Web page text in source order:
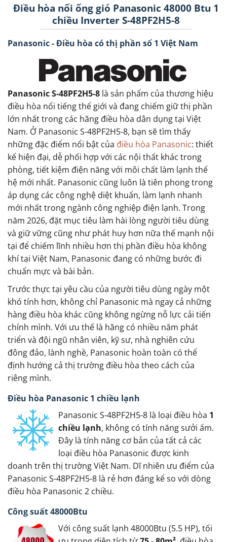
Điều hòa nối ống gió Panasonic 48000 Btu 1
chiều Inverter S-48PF2H5-8
Panasonic - Điều hòa có thị phần số 1 Việt Nam
Panasonic S-48PF2H5-8 là sản phẩm của thương hiệu
điều hòa nổi tiếng thế giới và đang chiếm giữ thị phần
lớn nhất trong các hãng điều hòa dân dụng tại Việt
Nam. Ở Panasonic S-48PF2H5-8, bạn sẽ tìm thấy
những đặc điểm nổi bật của điều hòa Panasonic: thiết
kế hiện đại, dễ phối hợp với các nội thất khác trong
phòng, tiết kiệm điện năng với môi chất làm lạnh thế
hệ mới nhất. Panasonic cũng luôn là tiên phong trong
áp dụng các công nghệ diệt khuẩn, làm lạnh nhanh
mới nhất trong ngành công nghiệp điện lạnh. Trong
năm 2026, đặt mục tiêu làm hài lòng người tiêu dùng
và giữ vững cũng như phát huy hơn nữa thế mạnh nội
tại để chiếm lĩnh nhiều hơn thị phần điều hòa không
khí tại Việt Nam, Panasonic đang có những bước đi
chuẩn mực và bài bản.
Trước thực tại yêu cầu của người tiêu dùng ngày một
khó tính hơn, không chỉ Panasonic mà ngay cả những
hàng điều hòa khác cũng không ngừng nỗ lực cải tiến
chính mình. Với ưu thế là hãng có nhiều năm phát
triển và đội ngũ nhân viên, kỹ sư, nhà nghiên cứu
đông đảo, lành nghề, Panasonic hoàn toàn có thể
định hướng cả thị trường điều hòa theo cách của
riêng mình.
Điều hòa Panasonic 1 chiều lạnh
Panasonic S-48PF2H5-8 là loại điều hòa 1
chiều lạnh, không có tính năng sưởi ấm.
Đây là tính năng cơ bản của tất cả các
loại điều hòa Panasonic được kinh
doanh trên thị trường Việt Nam. Dĩ nhiên ưu điểm của
Panasonic S-48PF2H5-8 là rẻ hơn đáng kể so với dòng
điều hòa Panasonic 2 chiều.
Công suất 48000Btu
Với công suất lạnh 48000Btu (5.5 HP), tối